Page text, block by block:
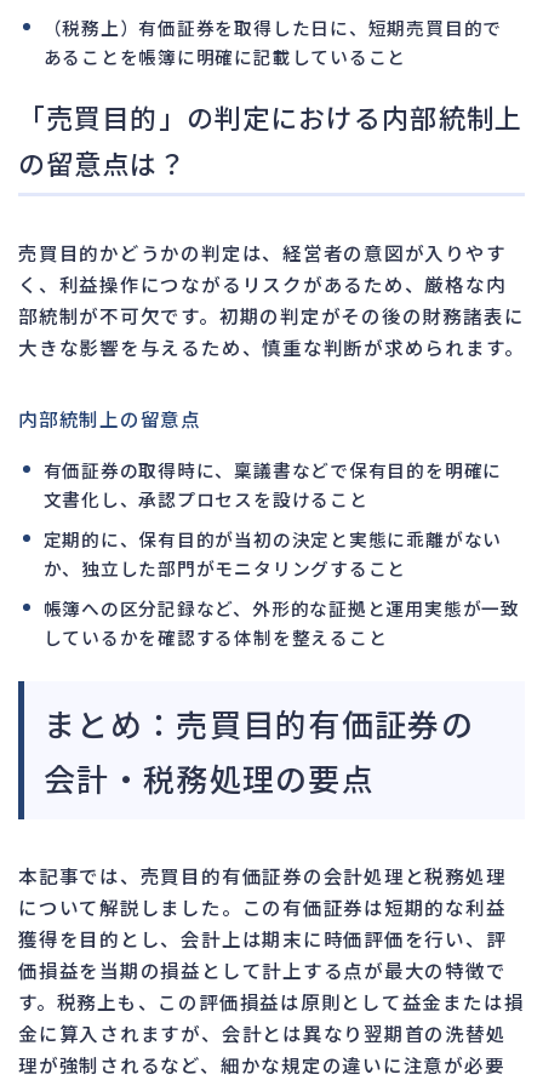
（税務上）有価証券を取得した日に、短期売買目的で
あることを帳簿に明確に記載していること
「売買目的」の判定における内部統制上
の留意点は？
売買目的かどうかの判定は、経営者の意図が入りやす
く、利益操作につながるリスクがあるため、厳格な内
部統制が不可欠です。初期の判定がその後の財務諸表に
大きな影響を与えるため、慎重な判断が求められます。
内部統制上の留意点
有価証券の取得時に、稟議書などで保有目的を明確に
文書化し、承認プロセスを設けること
定期的に、保有目的が当初の決定と実態に乖離がない
か、独立した部門がモニタリングすること
帳簿への区分記録など、外形的な証拠と運用実態が一致
しているかを確認する体制を整えること
まとめ：売買目的有価証券の
会計・税務処理の要点
本記事では、売買目的有価証券の会計処理と税務処理
について解説しました。この有価証券は短期的な利益
獲得を目的とし、会計上は期末に時価評価を行い、評
価損益を当期の損益として計上する点が最大の特徴で
す。税務上も、この評価損益は原則として益金または損
金に算入されますが、会計とは異なり翌期首の洗替処
理が強制されるなど、細かな規定の違いに注意が必要